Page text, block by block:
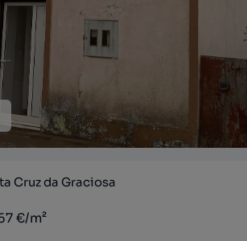
Cruz da Graciosa
€/m²